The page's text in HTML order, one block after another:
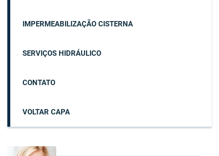
IMPERMEABILIZAÇÃO CISTERNA
SERVIÇOS HIDRÁULICO
CONTATO
VOLTAR CAPA